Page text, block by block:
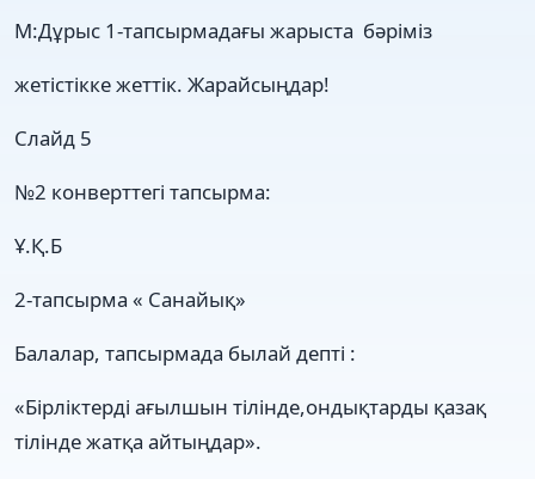
М:Дұрыс 1-тапсырмадағы жарыста бәріміз
жетістікке жеттік. Жарайсыңдар!
Слайд 5
№2 конверттегі тапсырма:
Ұ.Қ.Б
2-тапсырма « Санайық»
Балалар, тапсырмада былай депті :
«Бірліктерді ағылшын тілінде,ондықтарды қазақ
тілінде жатқа айтыңдар».